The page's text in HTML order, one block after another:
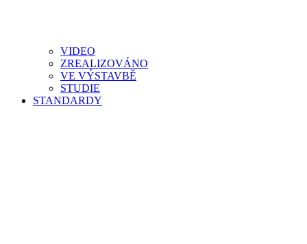
VIDEO
ZREALIZOVÁNO
VE VÝSTAVBĚ
STUDIE
STANDARDY